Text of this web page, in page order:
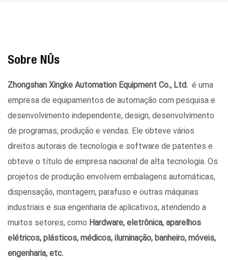
Sobre Nós
Zhongshan Xingke Automation Equipment Co., Ltd. é uma
empresa de equipamentos de automação com pesquisa e
desenvolvimento independente, design, desenvolvimento
de programas, produção e vendas. Ele obteve vários
direitos autorais de tecnologia e software de patentes e
obteve o título de empresa nacional de alta tecnologia. Os
projetos de produção envolvem embalagens automáticas,
dispensação, montagem, parafuso e outras máquinas
industriais e sua engenharia de aplicativos, atendendo a
muitos setores, como Hardware, eletrônica, aparelhos
elétricos, plásticos, médicos, iluminação, banheiro, móveis,
engenharia, etc.